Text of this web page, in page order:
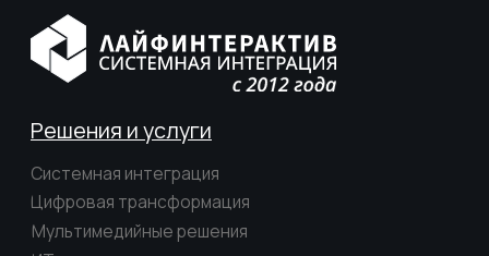
ИТ-аккредитация
Контакты ООО «Лайфинтерактив»
безопасности
Профессиональные ЖК панели
Реквизиты компании
Реализованные проекты
О компании